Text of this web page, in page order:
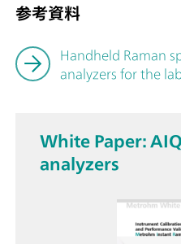
参考資料
Handheld Raman
analyzers for the
White Paper:
analyzers